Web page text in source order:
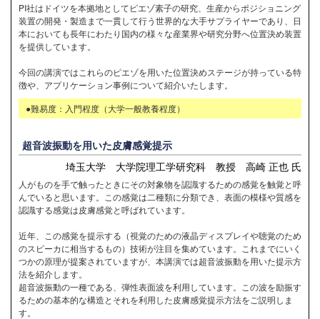
PI社はドイツを本拠地としてピエゾ素子の研究、生産からポジショニング
装置の開発・製造まで一貫して行う世界的な大手サプライヤーであり、日
本においても長年にわたり国内の様々な産業界や研究分野へ位置決め装置
を提供しています。
今回の講演ではこれらのピエゾを用いた位置決めステージが持っている特
徴や、アプリケーション事例について紹介いたします。
●難易度：入門程度（大学一般教養程度）
超⾳波振動を⽤いた⽪膚感覚提⽰
埼玉大学 大学院理工学研究科 教授 高崎 正也 氏
人がものを手で触ったときにその対象物を認識するための感覚を触覚と呼
んでいると思います。この感覚は二種類に分類でき、表面の模様や質感を
認識する感覚は皮膚感覚と呼ばれています。
近年、この感覚を提示する（視覚のための液晶ディスプレイや聴覚のため
のスピーカに相当するもの）技術が注目を集めています。これまでにいく
つかの原理が提案されていますが、本講演では超音波振動を用いた提示方
法を紹介します。
超音波振動の一種である、弾性表面波を利用しています。この波を励振す
るための基本的な構造とそれを利用した皮膚感覚提示方法をご説明しま
す。